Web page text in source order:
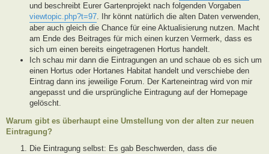
und beschreibt Eurer Gartenprojekt nach folgenden Vorgaben
viewtopic.php?t=97. Ihr könnt natürlich die alten Daten verwenden,
aber auch gleich die Chance für eine Aktualisierung nutzen. Macht
am Ende des Beitrages für mich einen kurzen Vermerk, dass es
sich um einen bereits eingetragenen Hortus handelt.
Ich schau mir dann die Eintragungen an und schaue ob es sich um
einen Hortus oder Hortanes Habitat handelt und verschiebe den
Eintrag dann ins jeweilige Forum. Der Karteneintrag wird von mir
angepasst und die ursprüngliche Eintragung auf der Homepage
gelöscht.
Warum gibt es überhaupt eine Umstellung von der alten zur neuen
Eintragung?
Die Eintragung selbst: Es gab Beschwerden, dass die